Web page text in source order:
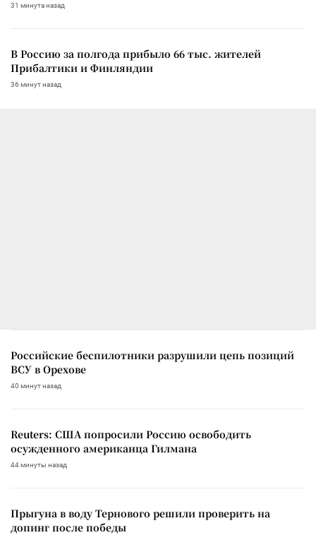
31 минута назад
В Россию за полгода прибыло 66 тыс. жителей
Прибалтики и Финляндии
36 минут назад
Российские беспилотники разрушили цепь позиций
ВСУ в Орехове
40 минут назад
Reuters: США попросили Россию освободить
осужденного американца Гилмана
44 минуты назад
Прыгуна в воду Тернового решили проверить на
допинг после победы